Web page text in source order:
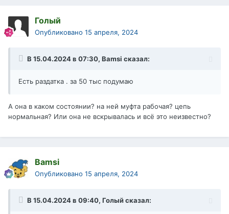
Голый
Опубликовано 15 апреля, 2024
В 15.04.2024 в 07:30, Bamsi сказал:
Есть раздатка . за 50 тыс подумаю
А она в каком состоянии? на ней муфта рабочая? цепь
нормальная? Или она не вскрывалась и всё это неизвестно?
Bamsi
Опубликовано 15 апреля, 2024
В 15.04.2024 в 09:40, Голыйсказал: